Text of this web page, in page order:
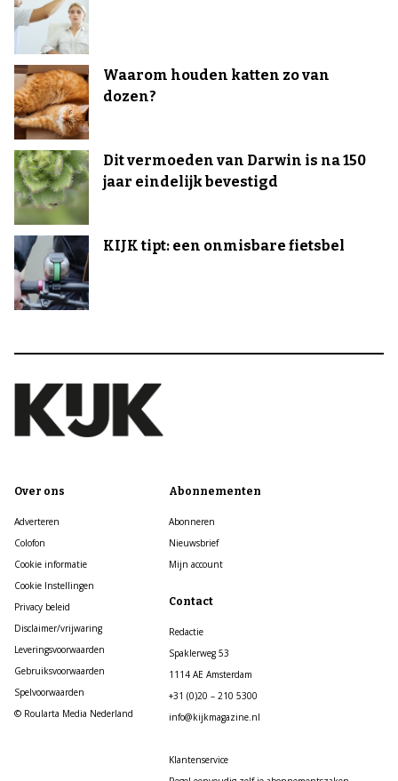
Waarom houden katten zo van
dozen?
Dit vermoeden van Darwin is na 150
jaar eindelijk bevestigd
KIJK tipt: een onmisbare fietsbel
Over ons
Adverteren
Colofon
Cookie informatie
Cookie Instellingen
Privacy beleid
Disclaimer/vrijwaring
Leveringsvoorwaarden
Gebruiksvoorwaarden
Spelvoorwaarden
© Roularta Media Nederland
Abonnementen
Abonneren
Nieuwsbrief
Mijn account
Contact
Redactie
Spaklerweg 53
1114 AE Amsterdam
+31 (0)20 – 210 5300
info@kijkmagazine.nl
Klantenservice